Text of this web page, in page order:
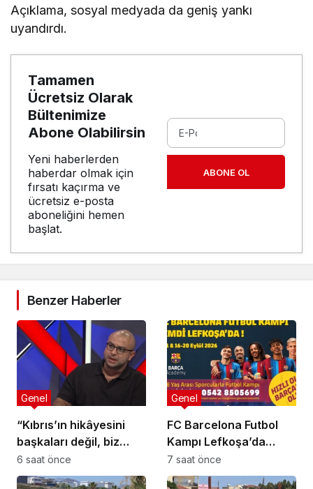
Açıklama, sosyal medyada da geniş yankı
uyandırdı.
Tamamen
Ücretsiz Olarak
Bültenimize
Abone Olabilirsin
Yeni haberlerden
haberdar olmak için
fırsatı kaçırma ve
ücretsiz e-posta
aboneliğini hemen
başlat.
ABONE OL
Benzer Haberler
“Kıbrıs’ın hikâyesini
başkaları değil, biz
anlatmalıyız”
Genel
6 saat önce
FC Barcelona Futbol
Kampı Lefkoşa’da
Başlıyor
Genel
7 saat önce